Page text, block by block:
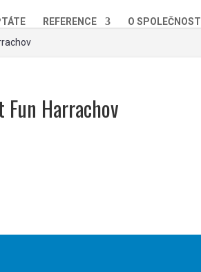
REFERENCE O SPOLEČNOSTI
Harrachov